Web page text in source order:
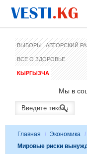
ВЫБОРЫ АВТОРСКИЙ
ВСЕ О ЗДОРОВЬЕ
КЫРГЫЗЧА
Мы в
Главная / Экономика /
Мировые риски